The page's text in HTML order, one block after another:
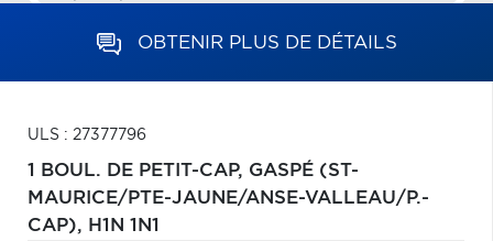
OBTENIR PLUS DE DÉTAILS
ULS : 27377796
1 BOUL. DE PETIT-CAP, GASPÉ (ST-
MAURICE/PTE-JAUNE/ANSE-VALLEAU/P.-
CAP), H1N 1N1